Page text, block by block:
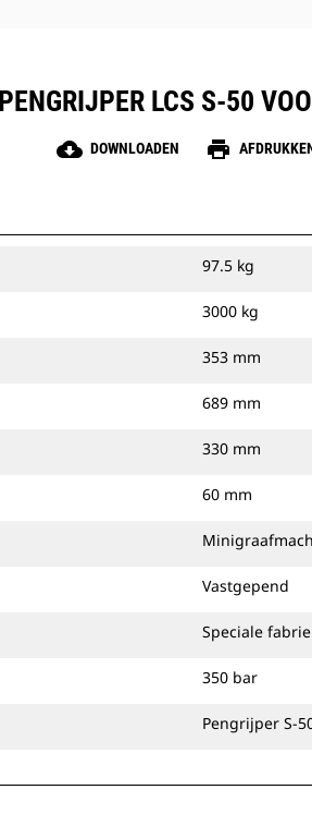
LCS S-50
cloud_download DOWNLOADEN print
97.5 kg
3000 kg
353 mm
689 mm
330 mm
60 mm
Vastgepend
Speciale
350 bar
Pengrijper S-